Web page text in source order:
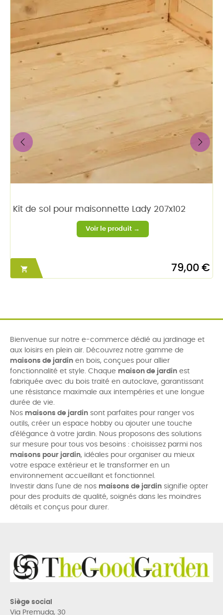
Kit de sol pour maisonnette Lady 207x102
 79,00 €
Bienvenue sur notre e-commerce dédié au jardinage et
aux loisirs en plein air. Découvrez notre gamme de
maisons de jardin en bois, conçues pour allier
fonctionnalité et style. Chaque maison de jardin est
fabriquée avec du bois traité en autoclave, garantissant
une résistance maximale aux intempéries et une longue
durée de vie.
Nos maisons de jardin sont parfaites pour ranger vos
outils, créer un espace hobby ou ajouter une touche
d'élégance à votre jardin. Nous proposons des solutions
sur mesure pour tous vos besoins : choisissez parmi nos
maisons pour jardin, idéales pour organiser au mieux
votre espace extérieur et le transformer en un
environnement accueillant et fonctionnel.
Investir dans l'une de nos maisons de jardin signifie opter
pour des produits de qualité, soignés dans les moindres
détails et conçus pour durer.
Siège social
Via Premuda, 30